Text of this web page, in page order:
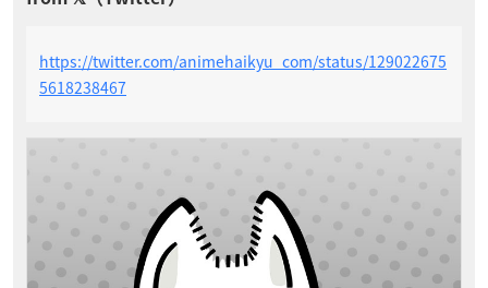
https://twitter.com/animehaikyu_com/status/129022675
5618238467